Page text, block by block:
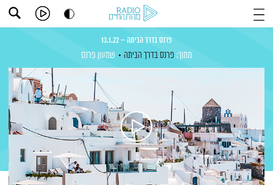
פרנס בדרך הביתה – 13.1.22
מתוך: פרנס בדרך הביתה שמעון פרנס